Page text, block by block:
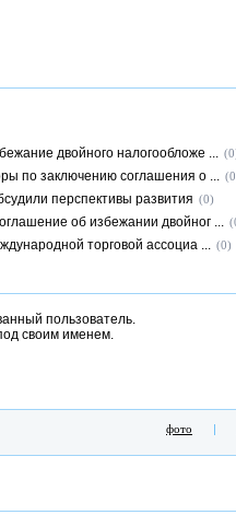
двойного налогообложе ...
по заключению соглашения о ...
перспективы развития (0)
об избежании двойног ...
торговой ассоциа ... (0)
пользователь.
своим именем.
фото